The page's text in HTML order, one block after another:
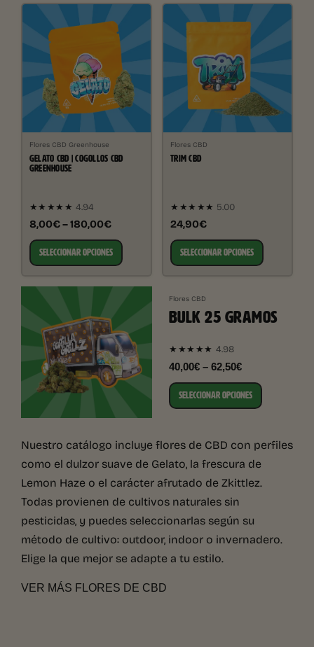
Flores CBD Greenhouse
GELATO CBD | COGOLLOS CBD
GREENHOUSE
★★★★★ 4.94
8,00€ – 180,00€
SELECCIONAR OPCIONES
Flores CBD
TRIM CBD
★★★★★ 5.00
24,90€
SELECCIONAR OPCIONES
Flores CBD
BULK 25 GRAMOS
★★★★★ 4.98
40,00€ – 62,50€
SELECCIONAR OPCIONES
Nuestro catálogo incluye flores de CBD con perfiles
como el dulzor suave de Gelato, la frescura de
Lemon Haze o el carácter afrutado de Zkittlez.
Todas provienen de cultivos naturales sin
pesticidas, y puedes seleccionarlas según su
método de cultivo: outdoor, indoor o invernadero.
Elige la que mejor se adapte a tu estilo.
VER MÁS FLORES DE CBD